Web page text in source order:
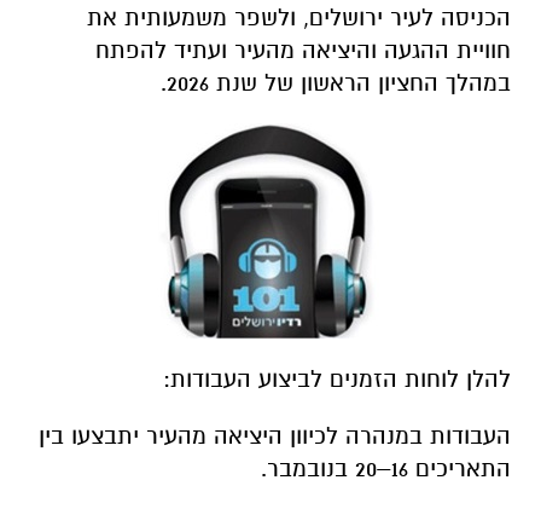
הכניסה לעיר ירושלים, ולשפר משמעותית את
חוויית ההגעה והיציאה מהעיר ועתיד להפתח
במהלך החציון הראשון של שנת 2026.
להלן לוחות הזמנים לביצוע העבודות:
העבודות במנהרה לכיוון היציאה מהעיר יתבצעו בין
התאריכים 16–20 בנובמבר.